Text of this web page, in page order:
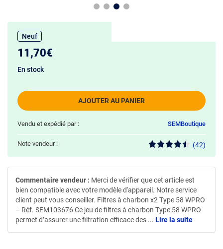
Neuf
11,70€
AJOUTER AU PANIER
En stock
Vendu et expédié par : SEMBoutique
Note vendeur : (42)
Commentaire vendeur : Merci de vérifier que cet article est
bien compatible avec votre modèle d'appareil. Notre service
client peut vous conseiller. Filtres à charbon x2 Type 58 WPRO
– Réf. SEM103676 Ce jeu de filtres à charbon Type 58 WPRO
permet d’assurer une filtration efficace des ... Lire la suite